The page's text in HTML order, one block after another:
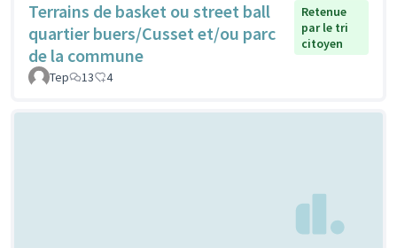
Terrains de basket ou street ball
quartier buers/Cusset et/ou parc
de la commune
Retenue
par le tri
citoyen
Tep 13 4